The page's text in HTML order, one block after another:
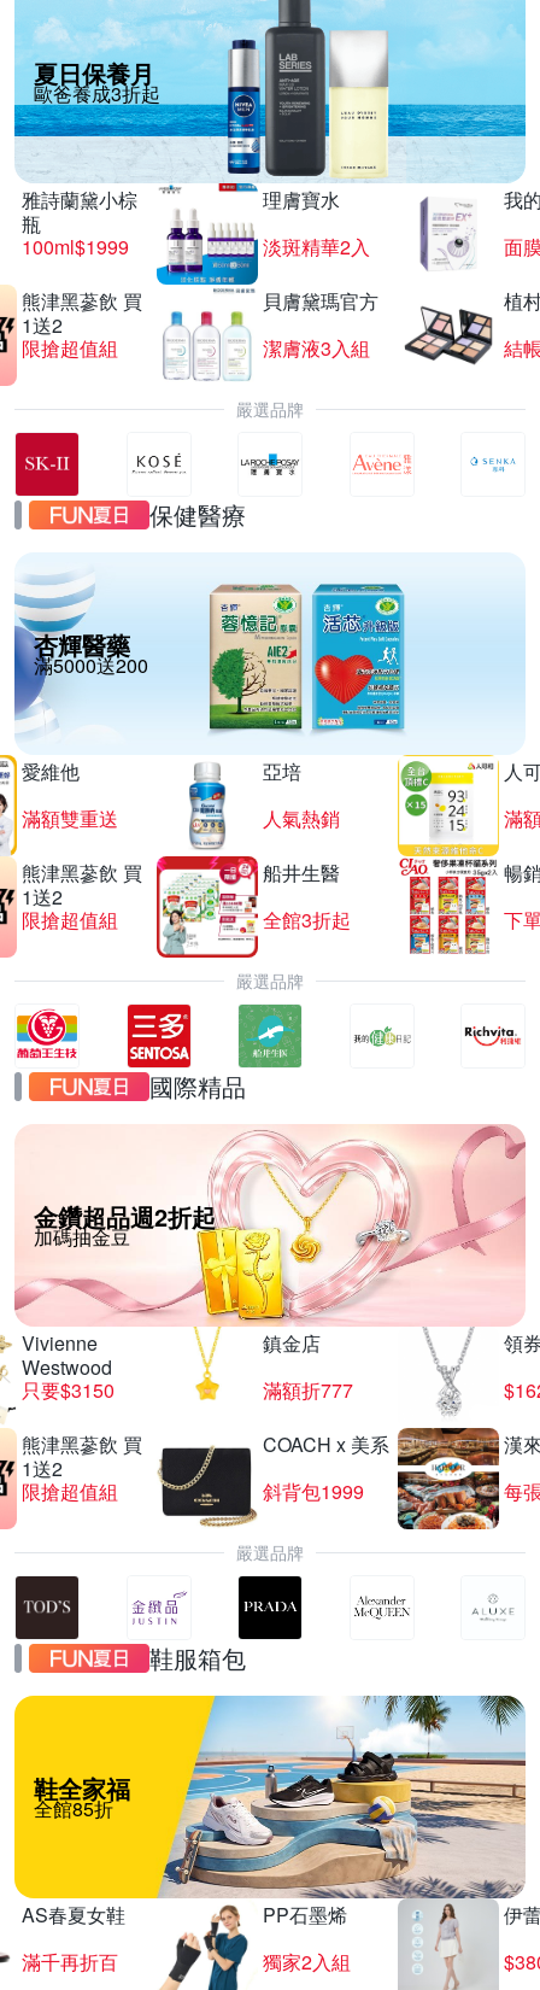
夏日保養月
歐爸養成3折起
雅詩蘭黛小棕
瓶
100ml$1999
理膚寶水
淡斑精華2入
我
面
熊津黑蔘飲 買
1送2
限搶超值組
貝膚黛瑪官方
潔膚液3入組
植
結
嚴選品牌
保健醫療
杏輝醫藥
滿5000送200
愛維他
滿額雙重送
亞培
人氣熱銷
人
滿
熊津黑蔘飲 買
1送2
限搶超值組
船井生醫
全館3折起
暢
下
嚴選品牌
國際精品
金鑽超品週2折起
加碼抽金豆
Vivienne
Westwood
只要$3150
鎮金店
滿額折777
領
熊津黑蔘飲 買
1送2
限搶超值組
COACH x 美系
斜背包1999
漢
每
嚴選品牌
鞋服箱包
鞋全家福
全館85折
AS春夏女鞋
滿千再折百
PP石墨烯
獨家2入組
伊